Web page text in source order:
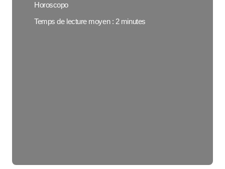
Horoscopo
Temps de lecture moyen : 2 minutes